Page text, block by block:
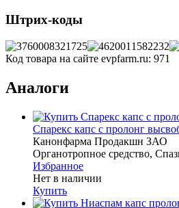
Штрих-коды
Код товара на сайте evpfarm.ru: 971
Аналоги
Спарекс капс с пролонг
Канонфарма Продакшн ЗАО
Органотропное средство,
Избранное
Нет в наличии
Купить